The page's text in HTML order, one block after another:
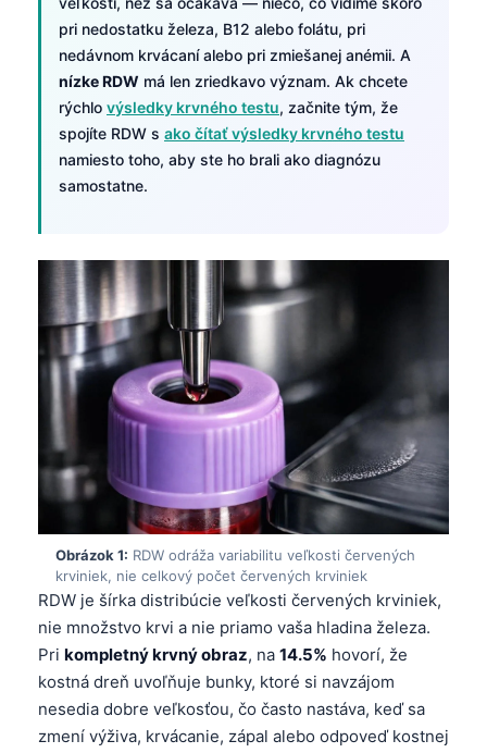
pri nedostatku železa, B12 alebo folátu, pri
nedávnom krvácaní alebo pri zmiešanej anémii. A
nízke RDW má len zriedkavo význam. Ak chcete
rýchlo výsledky krvného testu, začnite tým, že
spojíte RDW s ako čítať výsledky krvného testu
namiesto toho, aby ste ho brali ako diagnózu
samostatne.
Obrázok 1: RDW odráža variabilitu veľkosti červených
krviniek, nie celkový počet červených krviniek
RDW je šírka distribúcie veľkosti červených krviniek,
nie množstvo krvi a nie priamo vaša hladina železa.
Pri kompletný krvný obraz, na 14.5% hovorí, že
kostná dreň uvoľňuje bunky, ktoré si navzájom
nesedia dobre veľkosťou, čo často nastáva, keď sa
zmení výživa, krvácanie, zápal alebo odpoveď kostnej